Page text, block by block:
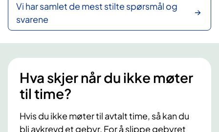
Vi har samlet de mest stilte spørsmål og
svarene
Hva skjer når du ikke møter
til time?
Hvis du ikke møter til avtalt time, så kan du
bli avkrevd et gebyr. For å slippe gebyret